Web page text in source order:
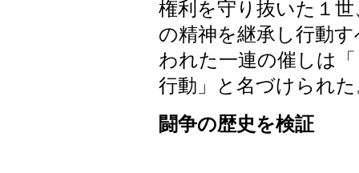
権利を守り抜いた１
の精神を継承し行動
われた一連の催しは
行動」と名づけられ
闘争の歴史を検証